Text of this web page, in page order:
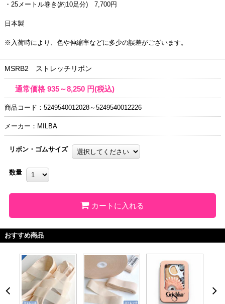
・25メートル巻き(約10足分) 7,700円
日本製
※入荷時により、色や伸縮率などに多少の誤差がございます。
MSRB2 ストレッチリボン
通常価格 935～8,250円(税込)
商品コード：5249540012028～5249540012226
メーカー：MILBA
リボン・ゴムサイズ
数量
カートに入れる
おすすめ商品